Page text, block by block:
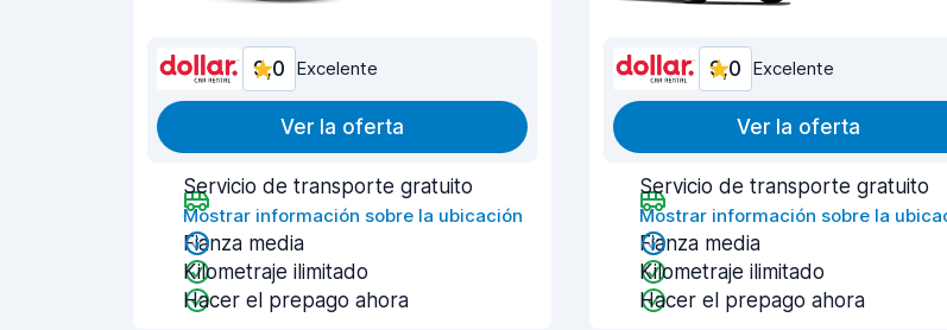
9,0 Excelente
Ver la oferta
Servicio de transporte gratuito
Mostrar información sobre la ubicación
Fianza media
Kilometraje ilimitado
Hacer el prepago ahora
9,0 Excelente
Ver la oferta
Servicio de transporte gratuito
Mostrar información sobre la
Fianza media
Kilometraje ilimitado
Hacer el prepago ahora